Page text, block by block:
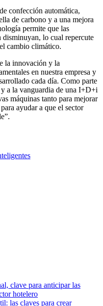
confección automática,
de carbono y a una mejora
permite que las
disminuyan, lo cual repercute
cambio climático.
la innovación y la
en nuestra empresa y
cada día. Como parte
a la vanguardia de una I+D+i
máquinas tanto para mejorar
ayudar a que el sector
clave para anticipar las
hotelero
las claves para crear